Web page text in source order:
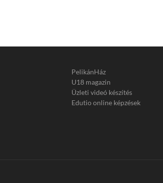
PelikánHáz
U18 magazin
Üzleti videó készítés
Edutio online képzések